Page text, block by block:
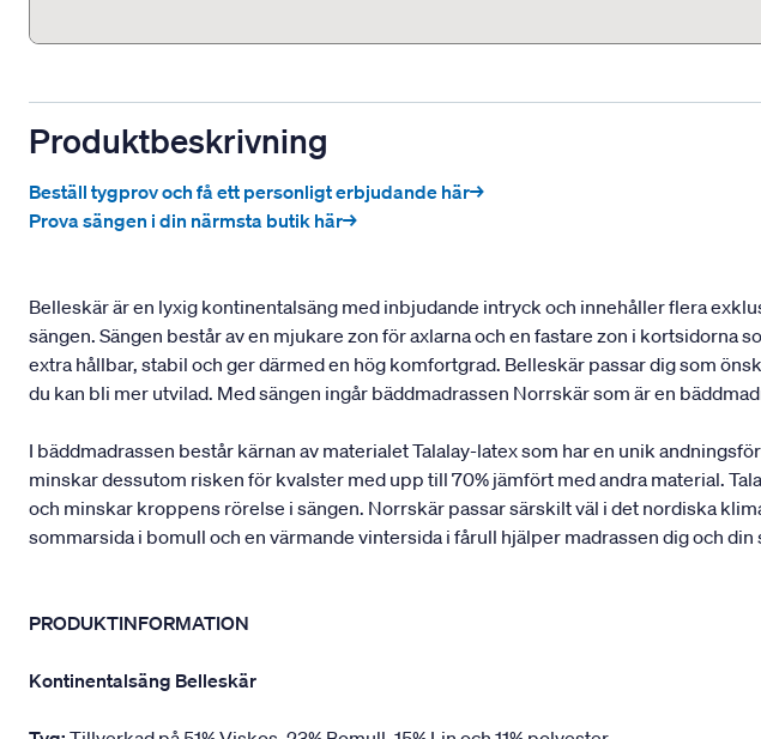
Produktbeskrivning
Beställ tygprov och få ett personligt erbjudande här→
Prova sängen i din närmsta butik här→
Belleskär är en lyxig kontinentalsäng med inbjudande intryck och innehåller flera
sängen. Sängen består av en mjukare zon för axlarna och en fastare zon i
extra hållbar, stabil och ger därmed en hög komfortgrad. Belleskär passar dig som
du kan bli mer utvilad. Med sängen ingår bäddmadrassen Norrskär som är en
I bäddmadrassen består kärnan av materialet Talalay-latex som har en unik
minskar dessutom risken för kvalster med upp till 70% jämfört med andra material.
och minskar kroppens rörelse i sängen. Norrskär passar särskilt väl i det nordiska
sommarsida i bomull och en värmande vintersida i fårull hjälper madrassen dig och
PRODUKTINFORMATION
Kontinentalsäng Belleskär